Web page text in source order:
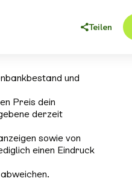
Teilen
und
Preis dein
derzeit
sowie von
einen Eindruck